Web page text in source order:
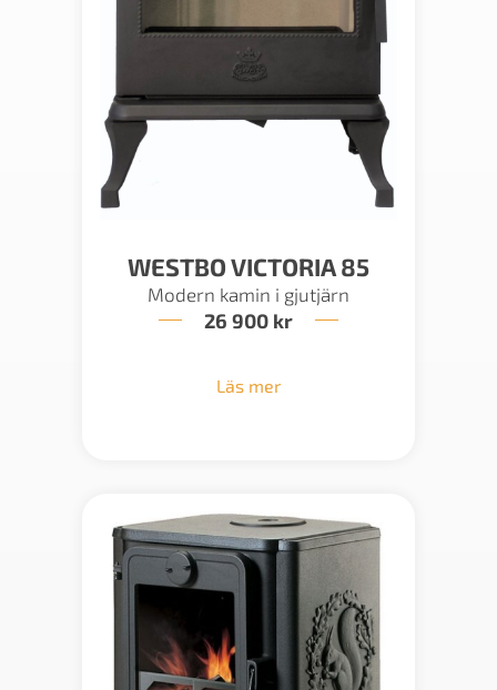
WESTBO VICTORIA 85
Modern kamin i gjutjärn
26 900 kr
Läs mer